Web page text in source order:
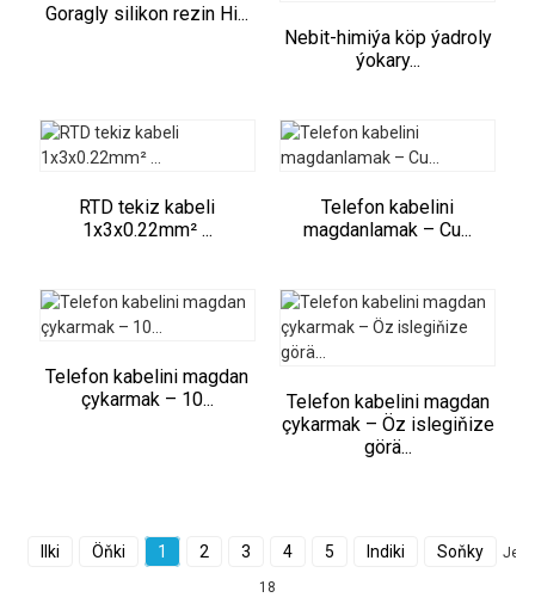
Goragly silikon rezin Hi...
Nebit-himiýa köp ýadroly
ýokary...
RTD tekiz kabeli
1x3x0.22mm² ...
Telefon kabelini
magdanlamak – Cu...
Telefon kabelini magdan
çykarmak – 10...
Telefon kabelini magdan
çykarmak – Öz islegiňize
görä...
Ilki Öňki 1 2 3 4 5 Indiki Soňky Jemi
18